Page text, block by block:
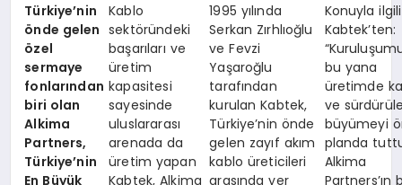
Türkiye’nin
önde gelen
özel
sermaye
fonlarından
biri olan
Alkima
Partners,
Türkiye’nin
En Büyük
Kablo
sektöründeki
başarıları ve
üretim
kapasitesi
sayesinde
uluslararası
arenada da
üretim yapan
Kabtek, Alkima
1995 yılında
Serkan Zırhlıoğlu
ve Fevzi
Yaşaroğlu
tarafından
kurulan Kabtek,
Türkiye’nin önde
gelen zayıf akım
kablo üreticileri
arasında yer
Konuyla ilgili
Kabtek’ten:
bu yana
üretimde
ve
büyümeyi
planda
Alkima
Partners’ın